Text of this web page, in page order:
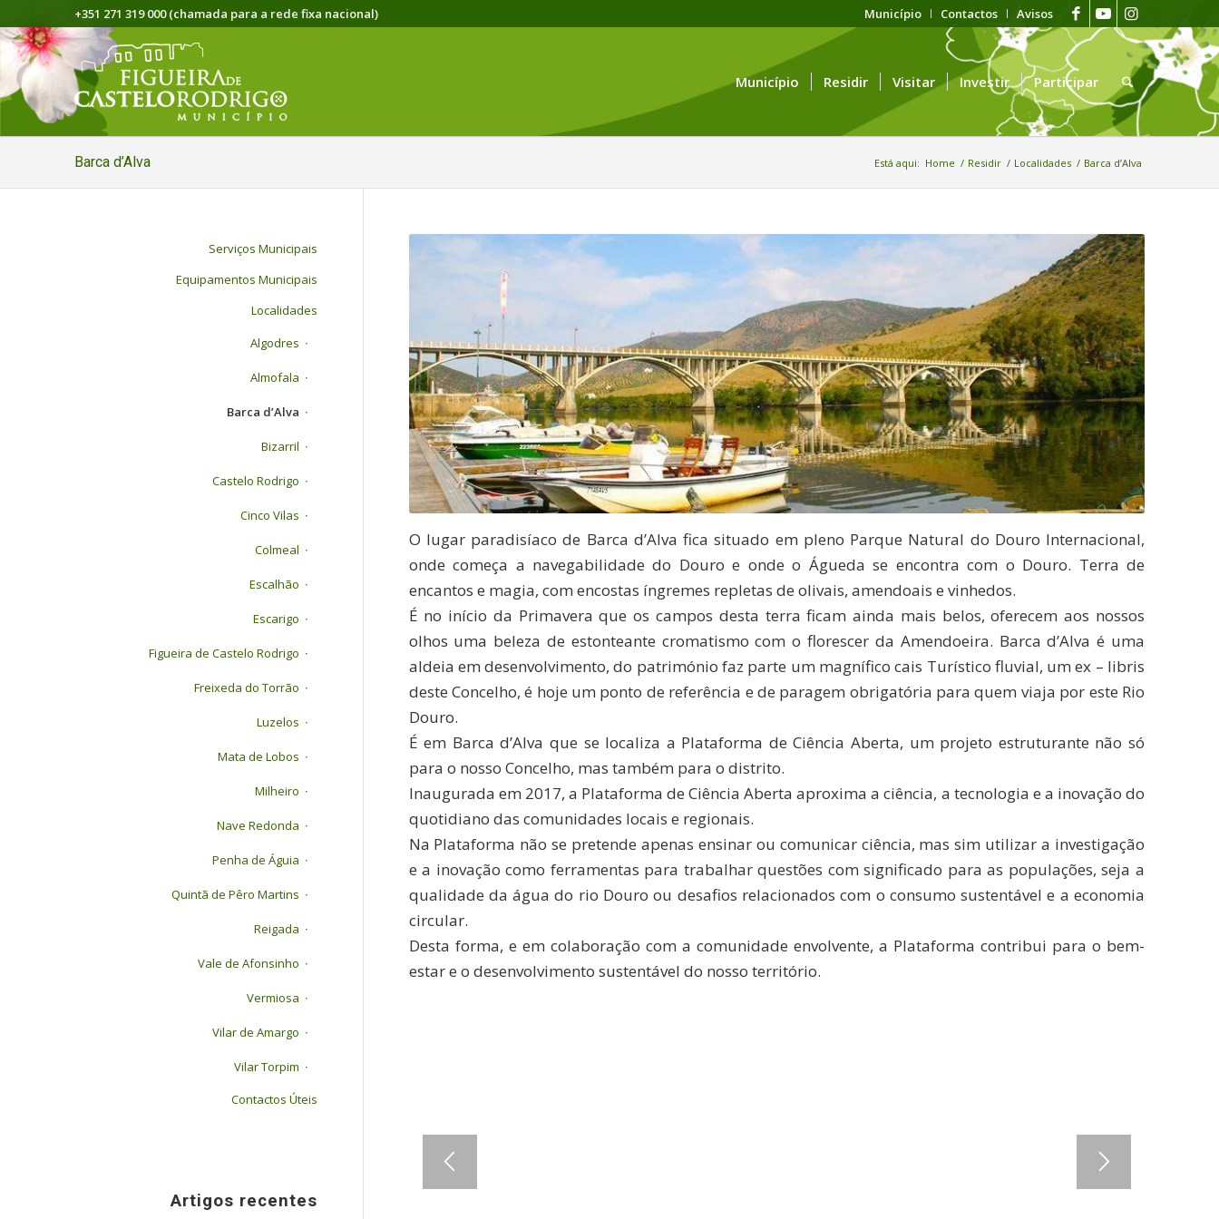
Município Contactos Avisos
+351 271 319 000 (chamada para a rede fixa nacional)
Município Residir Visitar Investir Participar
Barca d’Alva Está aqui: Home / Residir / Localidades / Barca d’Alva
O lugar paradisíaco de Barca d’Alva fica situado em pleno Parque Natural do Douro Internacional,
onde começa a navegabilidade do Douro e onde o Águeda se encontra com o Douro. Terra de
encantos e magia, com encostas íngremes repletas de olivais, amendoais e vinhedos.
É no início da Primavera que os campos desta terra ficam ainda mais belos, oferecem aos nossos
olhos uma beleza de estonteante cromatismo com o florescer da Amendoeira. Barca d’Alva é uma
aldeia em desenvolvimento, do património faz parte um magnífico cais Turístico fluvial, um ex – libris
deste Concelho, é hoje um ponto de referência e de paragem obrigatória para quem viaja por este Rio
Douro.
É em Barca d’Alva que se localiza a Plataforma de Ciência Aberta, um projeto estruturante não só
para o nosso Concelho, mas também para o distrito.
Inaugurada em 2017, a Plataforma de Ciência Aberta aproxima a ciência, a tecnologia e a inovação do
quotidiano das comunidades locais e regionais.
Na Plataforma não se pretende apenas ensinar ou comunicar ciência, mas sim utilizar a investigação
e a inovação como ferramentas para trabalhar questões com significado para as populações, seja a
qualidade da água do rio Douro ou desafios relacionados com o consumo sustentável e a economia
circular.
Desta forma, e em colaboração com a comunidade envolvente, a Plataforma contribui para o bem-
estar e o desenvolvimento sustentável do nosso território.
Serviços Municipais
Equipamentos Municipais
Localidades
Algodres
Almofala
Barca d’Alva
Bizarril
Castelo Rodrigo
Cinco Vilas
Colmeal
Escalhão
Escarigo
Figueira de Castelo Rodrigo
Freixeda do Torrão
Luzelos
Mata de Lobos
Milheiro
Nave Redonda
Penha de Águia
Quintã de Pêro Martins
Reigada
Vale de Afonsinho
Vermiosa
Vilar de Amargo
Vilar Torpim
Contactos Úteis
Artigos recentes